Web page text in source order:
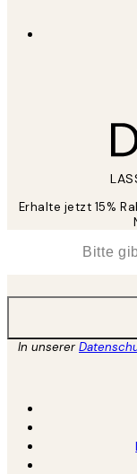
Erhalte jetzt 15%
In unserer